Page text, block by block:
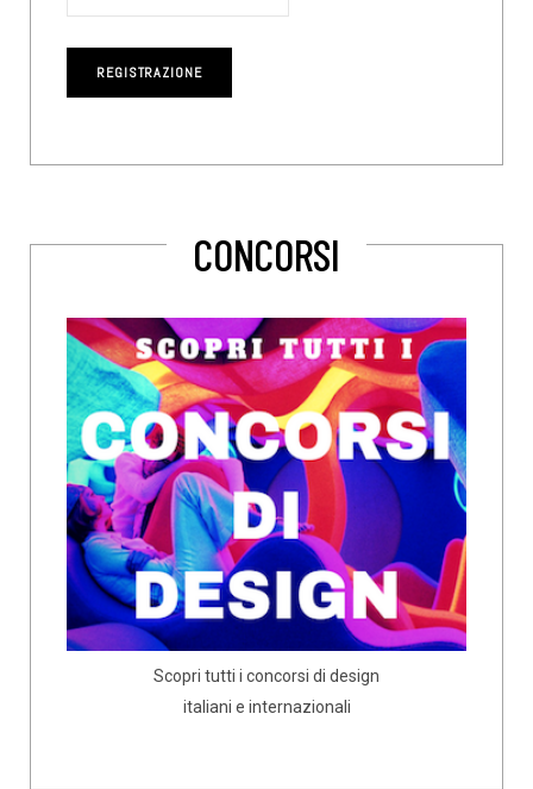
CONCORSI
Scopri tutti i concorsi di design
italiani e internazionali